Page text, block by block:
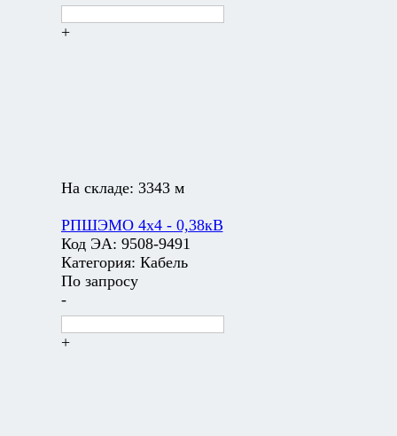
+
На складе: 3343 м
РПШЭМО 4х4 - 0,38кВ
Код ЭА: 9508-9491
Категория: Кабель
По запросу
-
+